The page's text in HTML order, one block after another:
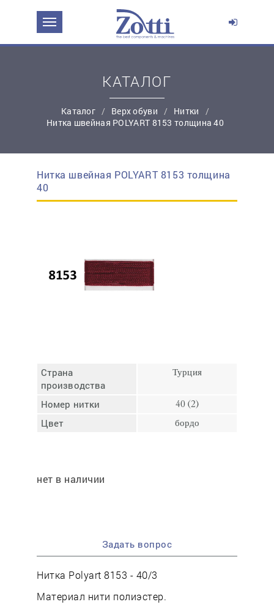
простую регистрацию
КАТАЛОГ
Каталог Верх обуви
Нитки
Нитка швейная POLYART 8153 толщина 40
Нитка швейная POLYART 8153 толщина
40
Страна
производства
Турция
Номер нитки 40 (2)
Цвет бордо
нет в наличии
Задать вопрос
Нитка Polyart 8153 - 40/3
Материал нити полиэстер.
ЗАДАТЬ ВОПРОС О ПРОДУКТЕ
Эл. почта:*
Контактный телефон:*
Ваш вопрос: